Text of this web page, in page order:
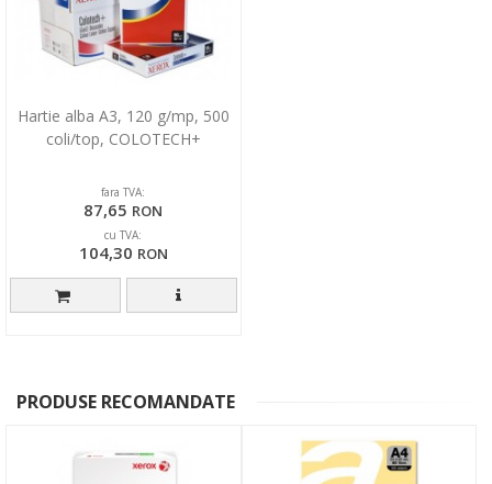
Hartie alba A3, 120 g/mp, 500
coli/top, COLOTECH+
fara TVA:
87,65 RON
cu TVA:
104,30 RON
PRODUSE RECOMANDATE